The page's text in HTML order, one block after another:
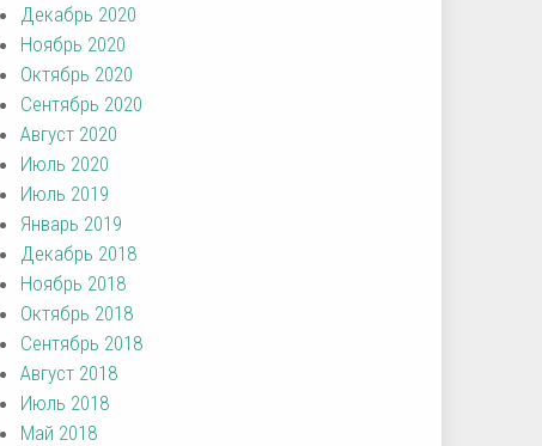
Декабрь 2020
Ноябрь 2020
Октябрь 2020
Сентябрь 2020
Август 2020
Июль 2020
Июль 2019
Январь 2019
Декабрь 2018
Ноябрь 2018
Октябрь 2018
Сентябрь 2018
Август 2018
Июль 2018
Май 2018